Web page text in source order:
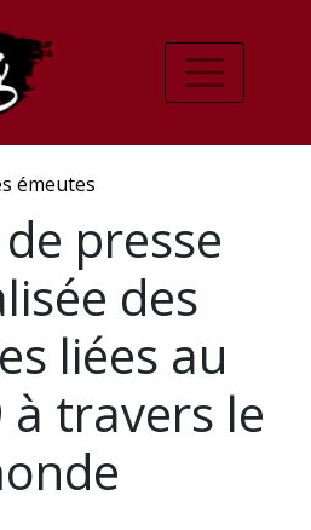
émeutes
presse
des
liées au
à travers le